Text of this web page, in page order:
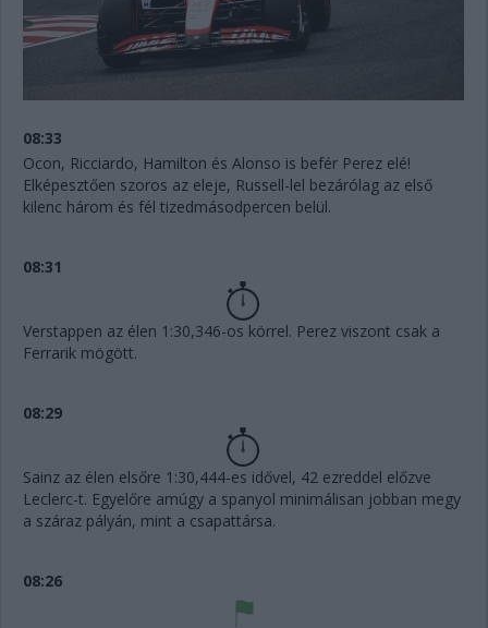
08:33
Ocon, Ricciardo, Hamilton és Alonso is befér Perez elé!
Elképesztően szoros az eleje, Russell-lel bezárólag az első
kilenc három és fél tizedmásodpercen belül.
08:31
Verstappen az élen 1:30,346-os körrel. Perez viszont csak a
Ferrarik mögött.
08:29
Sainz az élen elsőre 1:30,444-es idővel, 42 ezreddel előzve
Leclerc-t. Egyelőre amúgy a spanyol minimálisan jobban megy
a száraz pályán, mint a csapattársa.
08:26